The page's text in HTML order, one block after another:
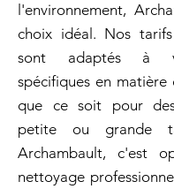
l'environnement,
choix idéal. Nos
sont adaptés à
spécifiques en matière
que ce soit pour
petite ou grande
Archambault, c'est
nettoyage